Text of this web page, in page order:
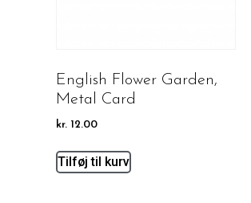
English Flower Garden,
Metal Card
kr. 12.00
Tilføj til kurv